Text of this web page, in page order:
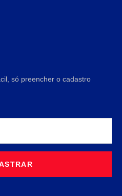
só preencher o cadastro